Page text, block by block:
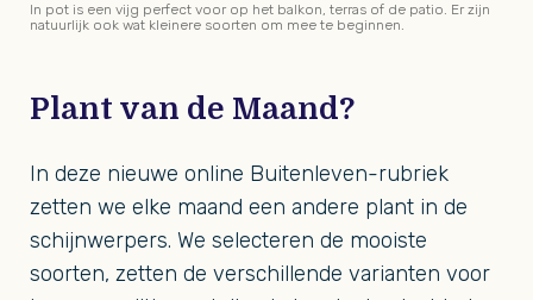
Plant van de Maand?
In deze nieuwe online Buitenleven-rubriek
zetten we elke maand een andere plant in de
schijnwerpers. We selecteren de mooiste
soorten, zetten de verschillende varianten voor
In pot is een vijg perfect voor op het balkon, terras of de patio. Er zijn
natuurlijk ook wat kleinere soorten om mee te beginnen.